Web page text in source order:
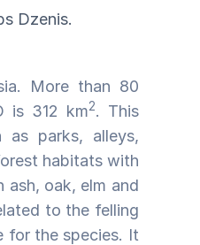
Dzenis.
More than 80
is 312 km2. This
as parks, alleys,
habitats with
oak, elm and
to the felling
for the species. It